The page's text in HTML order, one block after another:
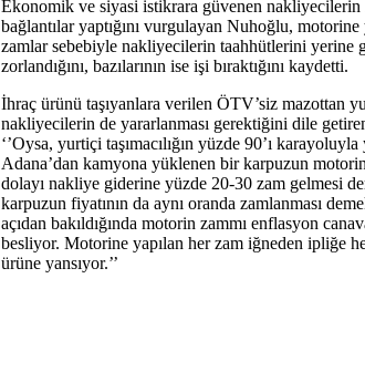
Ekonomik ve siyasi istikrara güvenen nakliyecilerin
bağlantılar yaptığını vurgulayan Nuhoğlu, motorine
zamlar sebebiyle nakliyecilerin taahhütlerini yerine
zorlandığını, bazılarının ise işi bıraktığını kaydetti.
İhraç ürünü taşıyanlara verilen ÖTV’siz mazottan
nakliyecilerin de yararlanması gerektiğini dile
‘’Oysa, yurtiçi taşımacılığın yüzde 90’ı karayoluyla
Adana’dan kamyona yüklenen bir karpuzun
dolayı nakliye giderine yüzde 20-30 zam gelmesi
karpuzun fiyatının da aynı oranda zamlanması
açıdan bakıldığında motorin zammı enflasyon
besliyor. Motorine yapılan her zam iğneden ipliğe
ürüne yansıyor.’’